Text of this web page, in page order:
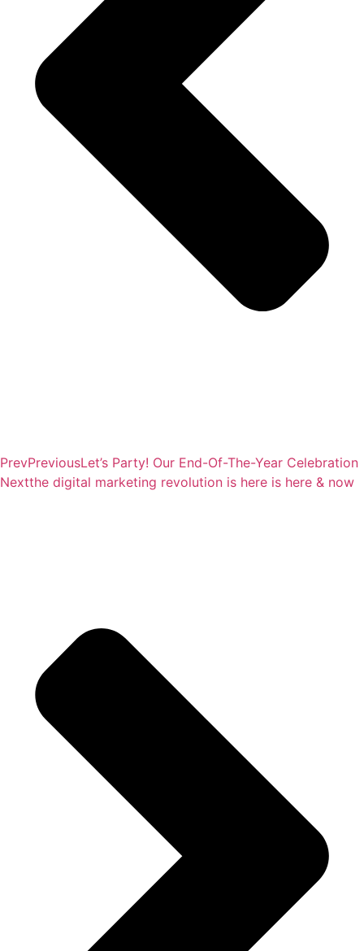
PrevPreviousLet’s Party! Our End-Of-The-Year Celebration
Nextthe digital marketing revolution is here is here & now